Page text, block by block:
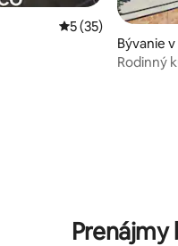
Priemerné
5 (35)
Bývanie
Rodinný